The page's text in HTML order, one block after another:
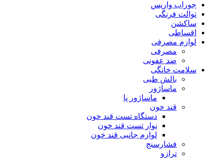
جوراب واریس
توالت فرنگی
ساکشن
اقساطی
لوازم مصرفی
مصرفی
ضد عفونی
سلامت خانگی
بالش طبی
ماساژور
ماساژور پا
قند خون
دستگاه تست قند خون
نوار تست قند خون
لوازم جانبی قند خون
فشارسنج
ترازو